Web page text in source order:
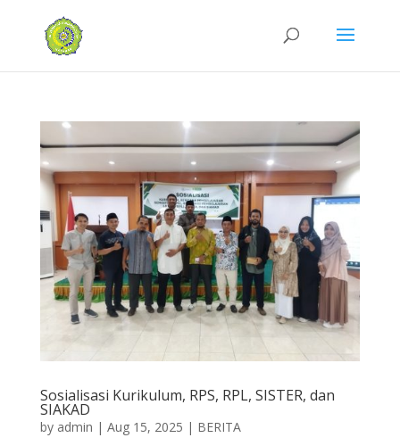
Sosialisasi Kurikulum, RPS, RPL, SISTER, dan
SIAKAD
by admin | Aug 15, 2025 | BERITA